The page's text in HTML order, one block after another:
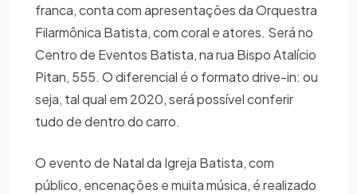
franca, conta com apresentações da Orquestra
Filarmônica Batista, com coral e atores. Será no
Centro de Eventos Batista, na rua Bispo Atalício
Pitan, 555. O diferencial é o formato drive-in: ou
seja, tal qual em 2020, será possível conferir
tudo de dentro do carro.
O evento de Natal da Igreja Batista, com
público, encenações e muita música, é realizado